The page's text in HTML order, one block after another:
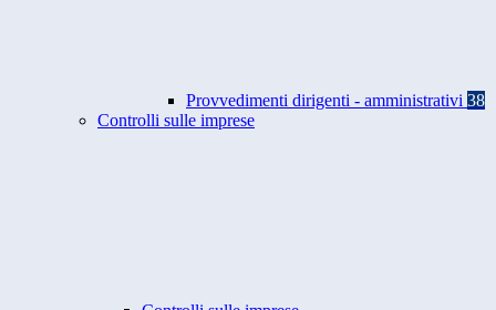
Provvedimenti dirigenti - amministrativi 38
Controlli sulle imprese